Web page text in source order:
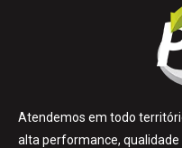
Atendemos em todo
alta performance, qualidade